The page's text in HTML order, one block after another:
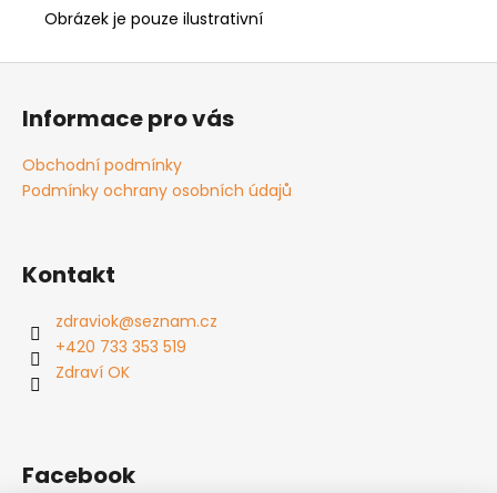
Obrázek je pouze ilustrativní
Informace pro vás
Obchodní podmínky
Podmínky ochrany osobních údajů
Kontakt
zdraviok@seznam.cz
+420 733 353 519
Zdraví OK
Facebook